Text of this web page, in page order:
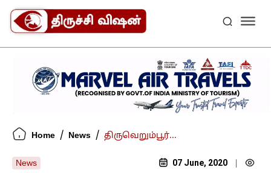
Home / News / திருவெறும்பூர்...
News 07 June, 2020